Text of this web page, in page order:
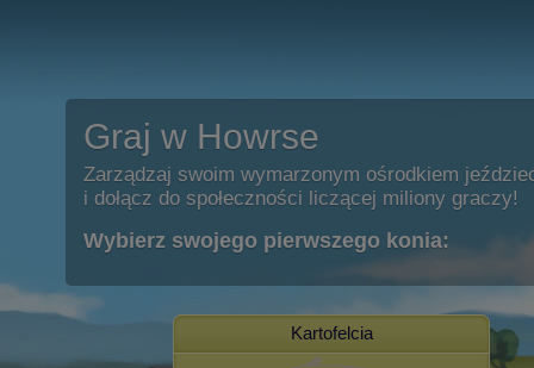
Graj w Howrse
Zarządzaj swoim wymarzonym ośrodkiem
i dołącz do społeczności liczącej miliony graczy!
Wybierz swojego pierwszego konia:
Kartofelcia